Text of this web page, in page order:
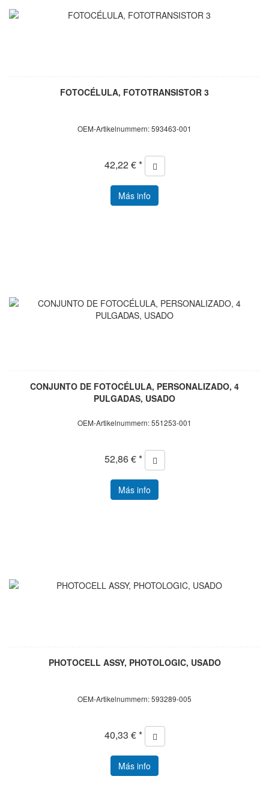
FOTOCÉLULA, FOTOTRANSISTOR 3
OEM-Artikelnummern: 593463-001
42,22 € *
Más info
CONJUNTO DE FOTOCÉLULA, PERSONALIZADO, 4
PULGADAS, USADO
OEM-Artikelnummern: 551253-001
52,86 € *
Más info
PHOTOCELL ASSY, PHOTOLOGIC, USADO
OEM-Artikelnummern: 593289-005
40,33 € *
Más info